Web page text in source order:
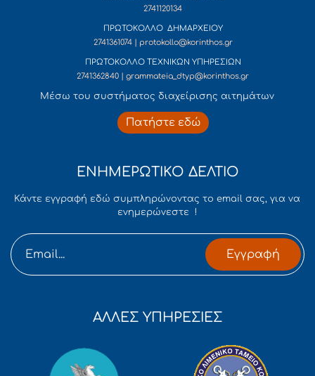
2741120134
ΠΡΩΤΟΚΟΛΛΟ ΔΗΜΑΡΧΕΙΟΥ
2741361074 | protokollo@korinthos.gr
ΠΡΩΤΟΚΟΛΛΟ ΤΕΧΝΙΚΩΝ ΥΠΗΡΕΣΙΩΝ
2741362840 | grammateia_dtyp@korinthos.gr
Mέσω του συστήματος διαχείρισης αιτημάτων
Πατήστε εδώ
ΕΝΗΜΕΡΩΤΙΚΟ ΔΕΛΤΙΟ
Κάντε εγγραφή εδώ συμπληρώνοντας το email σας, για να
ενημερώνεστε !
Εγγραφή
ΑΛΛΕΣ ΥΠΗΡΕΣΙΕΣ